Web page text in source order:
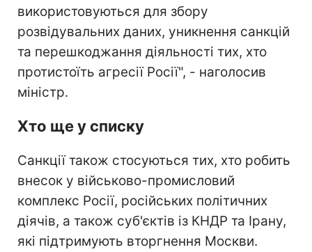
використовуються для збору
розвідувальних даних, уникнення санкцій
та перешкоджання діяльності тих, хто
протистоїть агресії Росії", - наголосив
міністр.
Хто ще у списку
Санкції також стосуються тих, хто робить
внесок у військово-промисловий
комплекс Росії, російських політичних
діячів, а також суб'єктів із КНДР та Ірану,
які підтримують вторгнення Москви.